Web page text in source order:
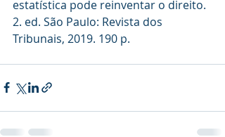
estatística pode reinventar o direito.
2. ed. São Paulo: Revista dos
Tribunais, 2019. 190 p.